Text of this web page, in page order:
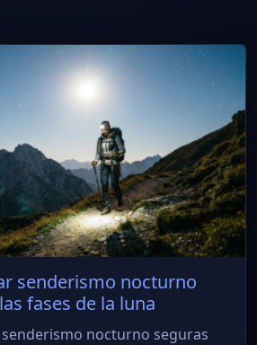
senderismo nocturno
fases de la luna
nocturno seguras